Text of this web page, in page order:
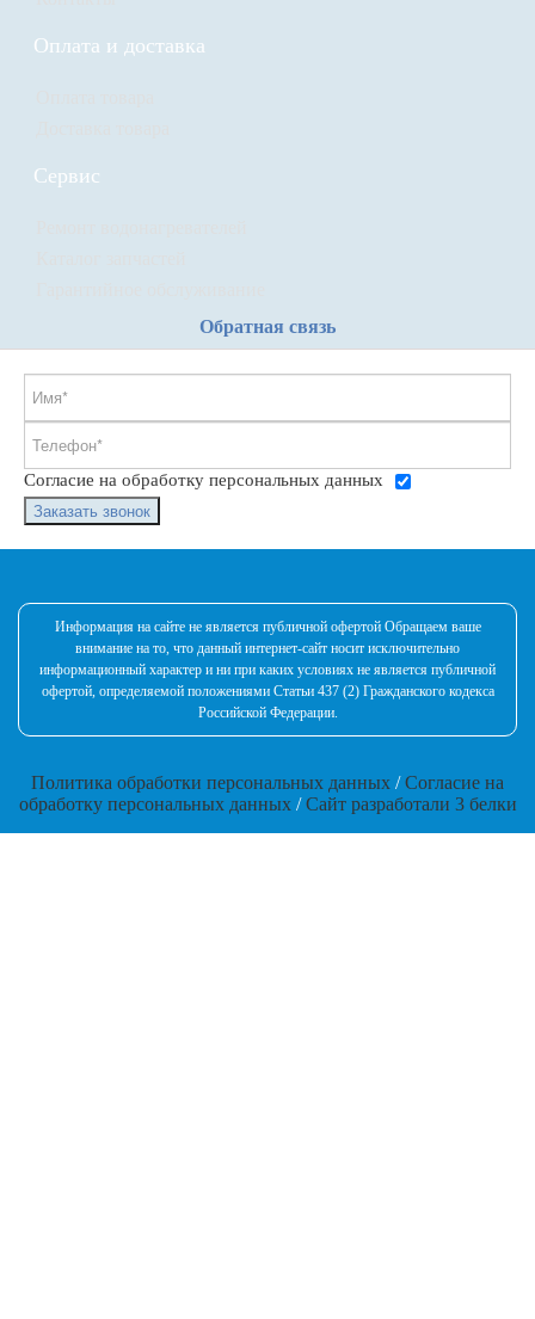
Оплата и доставка
Сервис
Обратная связь
Согласие на обработку персональных данных
Заказать звонок
Информация на сайте не является публичной офертой Обращаем ваше
внимание на то, что данный интернет-сайт носит исключительно
информационный характер и ни при каких условиях не является публичной
офертой, определяемой положениями Статьи 437 (2) Гражданского кодекса
Российской Федерации.
Политика обработки персональных данных /Согласие на
обработку персональных данных/Сайт разработали 3 белки